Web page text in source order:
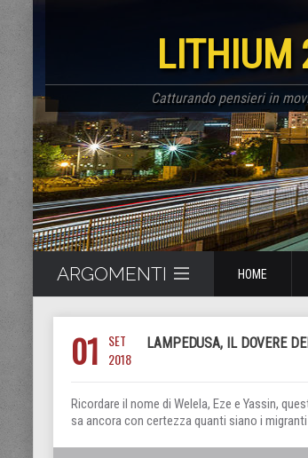
LITHIUM
Catturando pensieri in
ARGOMENTI HOME
01
SET
2018
LAMPEDUSA, IL DOVERE
Ricordare il nome di Welela, Eze e Yassin,
sa ancora con certezza quanti siano i